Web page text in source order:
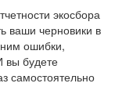
экосбора
ваши черновики в
ошибки,
вы будете
самостоятельно